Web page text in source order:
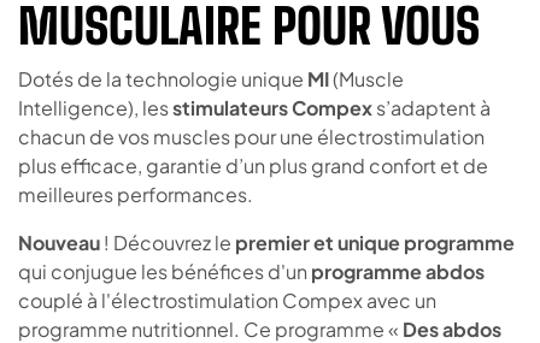
MUSCULAIRE POUR VOUS
Dotés de la technologie unique MI(Muscle
Intelligence), lesstimulateurs Compexs’adaptent à
chacun de vos muscles pour une électrostimulation
plus efficace, garantie d’un plus grand confort et de
meilleures performances.
Nouveau! Découvrez le premier et unique programme
qui conjugue les bénéfices d'un programme abdos
couplé à l'électrostimulation Compex avec un
programme nutritionnel. Ce programme « Des abdos